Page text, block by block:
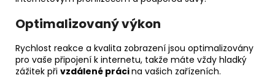
Optimalizovaný výkon
Rychlost reakce a kvalita zobrazení jsou optimalizovány
pro vaše připojení k internetu, takže máte vždy hladký
zážitek při vzdálené prácina vašich zařízeních.